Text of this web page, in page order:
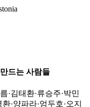
드는 사람들
·김태환·류승주·박민
환·양파라·엄두호·오지